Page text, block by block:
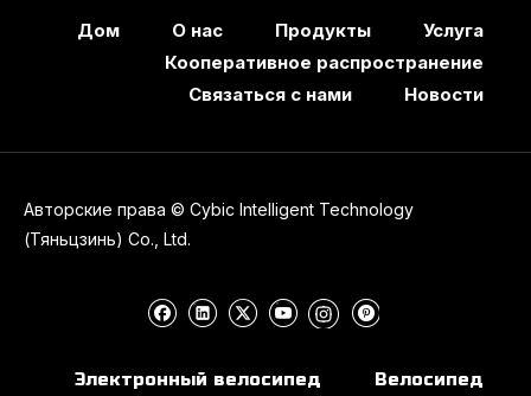
Дом О нас Продукты
Услуга
Кооперативное распространение
Связаться с нами
Новости
Авторские права © Cybic Intelligent Technology
(Тяньцзинь) Co., Ltd.
Электронный велосипед Велосипед